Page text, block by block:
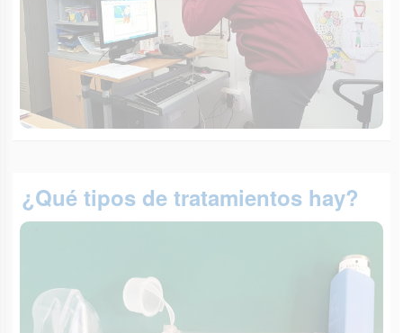
¿Qué tipos de tratamientos hay?